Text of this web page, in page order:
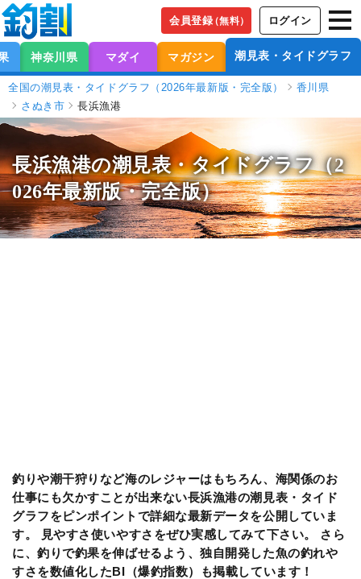
会員登録（無料） ログイン
神奈川県 マダイ マガジン 潮見表・タイドグラフ
全国の潮見表・タイドグラフ（2026年最新版・完全版）
香川県
さぬき市
長浜漁港
長浜漁港の潮見表・タイドグラフ（2
026年最新版・完全版）
釣りや潮干狩りなど海のレジャーはもちろん、海関係のお
仕事にも欠かすことが出来ない長浜漁港の潮見表・タイド
グラフをピンポイントで詳細な最新データを公開していま
す。 見やすさ使いやすさをぜひ実感してみて下さい。 さら
に、釣りで釣果を伸ばせるよう、独自開発した魚の釣れや
すさを数値化したBI（爆釣指数）も掲載しています！